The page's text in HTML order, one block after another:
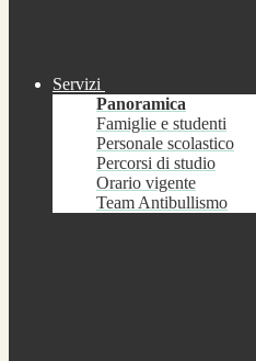
Servizi
Panoramica
Famiglie e studenti
Personale scolastico
Percorsi di studio
Orario vigente
Team Antibullismo